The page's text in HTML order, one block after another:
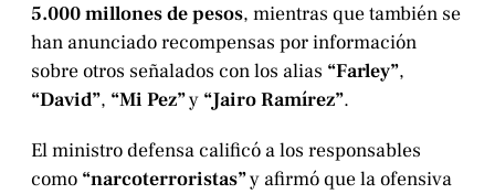
5.000 millones de pesos, mientras que también se
han anunciado recompensas por información
sobre otros señalados con los alias “Farley”,
“David”, “Mi Pez”y “Jairo Ramírez”.
El ministro defensa calificó a los responsables
como “narcoterroristas”y afirmó que la ofensiva